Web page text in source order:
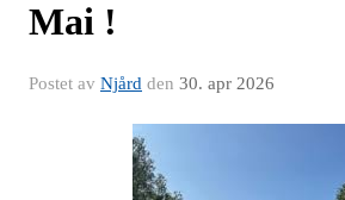
Mai !
Postet av Njård den 30. apr 2026